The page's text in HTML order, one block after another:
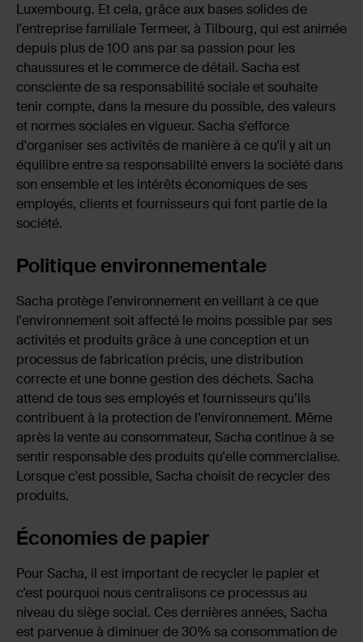
Luxembourg. Et cela, grâce aux bases solides de
l'entreprise familiale Termeer, à Tilbourg, qui est animée
depuis plus de 100 ans par sa passion pour les
chaussures et le commerce de détail. Sacha est
consciente de sa responsabilité sociale et souhaite
tenir compte, dans la mesure du possible, des valeurs
et normes sociales en vigueur. Sacha s'efforce
d'organiser ses activités de manière à ce qu'il y ait un
équilibre entre sa responsabilité envers la société dans
son ensemble et les intérêts économiques de ses
employés, clients et fournisseurs qui font partie de la
société.
Politique environnementale
Sacha protège l'environnement en veillant à ce que
l'environnement soit affecté le moins possible par ses
activités et produits grâce à une conception et un
processus de fabrication précis, une distribution
correcte et une bonne gestion des déchets. Sacha
attend de tous ses employés et fournisseurs qu’ils
contribuent à la protection de l’environnement. Même
après la vente au consommateur, Sacha continue à se
sentir responsable des produits qu'elle commercialise.
Lorsque c'est possible, Sacha choisit de recycler des
produits.
Économies de papier
Pour Sacha, il est important de recycler le papier et
c’est pourquoi nous centralisons ce processus au
niveau du siège social. Ces dernières années, Sacha
est parvenue à diminuer de 30% sa consommation de